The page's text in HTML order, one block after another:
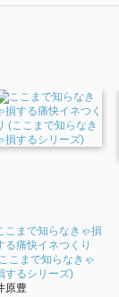
こまで知らなきゃ損
る痛快イネつくり
こまで知らなきゃ
するシリーズ)
原豊